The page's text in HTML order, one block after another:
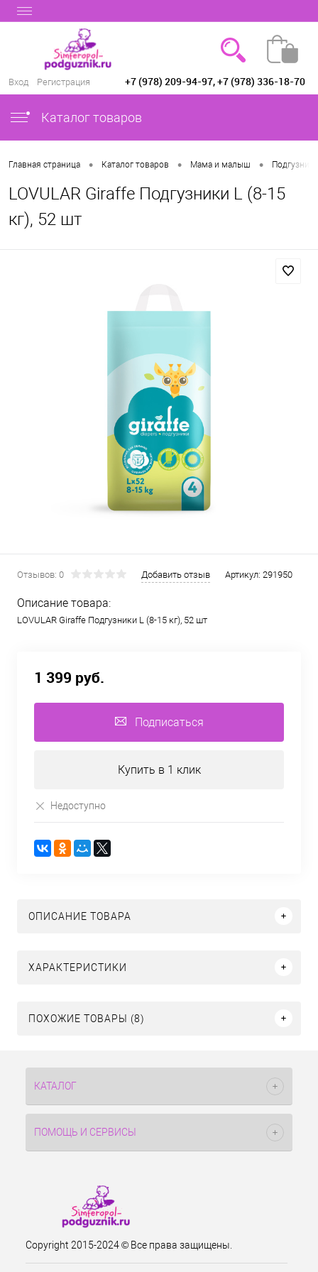
Вход Регистрация +7 (978) 209-94-97, +7 (978) 336-18-70
Каталог товаров
Главная страница • Каталог товаров • Мама и малыш •
LOVULAR Giraffe Подгузники L (8-15
кг), 52 шт
Отзывов: 0 Добавить отзыв Артикул: 291950
Описание товара:
LOVULAR Giraffe Подгузники L (8-15 кг), 52 шт
1 399 руб.
Подписаться
Купить в 1 клик
Недоступно
ОПИСАНИЕ ТОВАРА
ХАРАКТЕРИСТИКИ
ПОХОЖИЕ ТОВАРЫ (8)
КАТАЛОГ
ПОМОЩЬ И СЕРВИСЫ
Copyright 2015-2024 © Все права защищены.